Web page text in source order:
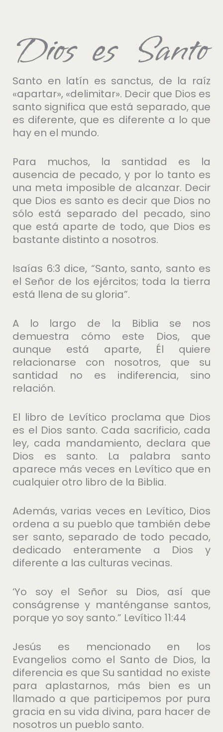
Dios es Santo
Santo en latín es sanctus, de la raíz
«apartar», «delimitar». Decir que Dios es
santo significa que está separado, que
es diferente, que es diferente a lo que
hay en el mundo.
Para muchos, la santidad es la
ausencia de pecado, y por lo tanto es
una meta imposible de alcanzar. Decir
que Dios es santo es decir que Dios no
sólo está separado del pecado, sino
que está aparte de todo, que Dios es
bastante distinto a nosotros.
Isaías 6:3 dice, “Santo, santo, santo es
el Señor de los ejércitos; toda la tierra
está llena de su gloria”.
A lo largo de la Biblia se nos
demuestra cómo este Dios, que
aunque está aparte, Él quiere
relacionarse con nosotros, que su
santidad no es indiferencia, sino
relación.
El libro de Levítico proclama que Dios
es el Dios santo. Cada sacrificio, cada
ley, cada mandamiento, declara que
Dios es santo. La palabra santo
aparece más veces en Levítico que en
cualquier otro libro de la Biblia.
Además, varias veces en Levítico, Dios
ordena a su pueblo que también debe
ser santo, separado de todo pecado,
dedicado enteramente a Dios y
diferente a las culturas vecinas.
‘Yo soy el Señor su Dios, así que
conságrense y manténganse santos,
porque yo soy santo.” Levítico 11:44
Jesús es mencionado en los
Evangelios como el Santo de Dios, la
diferencia es que Su santidad no existe
para aplastarnos, más bien es un
llamado a que participemos por pura
gracia en su vida divina, para hacer de
nosotros un pueblo santo.